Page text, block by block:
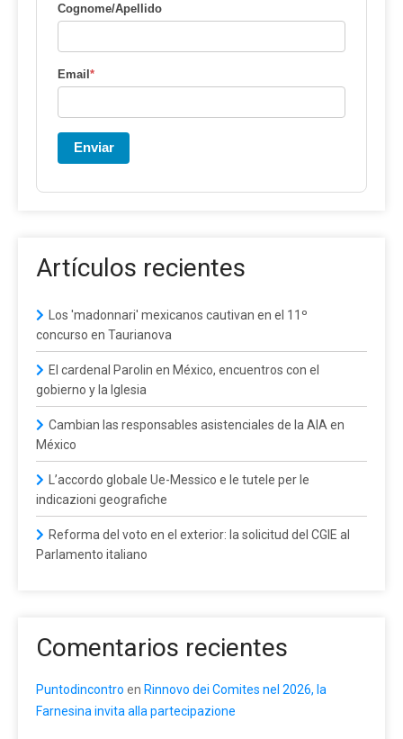
Cognome/Apellido
Email*
Enviar
Artículos recientes
Los 'madonnari' mexicanos cautivan en el 11º
concurso en Taurianova
El cardenal Parolin en México, encuentros con el
gobierno y la Iglesia
Cambian las responsables asistenciales de la AIA en
México
L’accordo globale Ue-Messico e le tutele per le
indicazioni geografiche
Reforma del voto en el exterior: la solicitud del CGIE al
Parlamento italiano
Comentarios recientes
Puntodincontro en Rinnovo dei Comites nel 2026, la
Farnesina invita alla partecipazione